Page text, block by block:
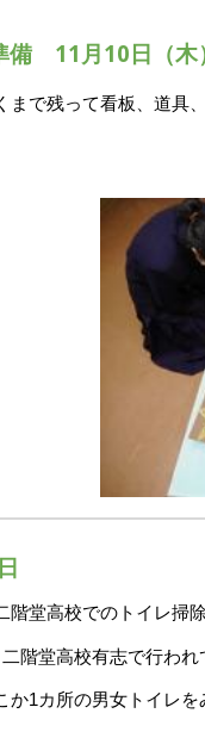
備 11 月10日（木
まで残って看板、道具
日
階堂高校でのトイレ掃
階堂高校有志で行われ
か1カ所の男女トイレ